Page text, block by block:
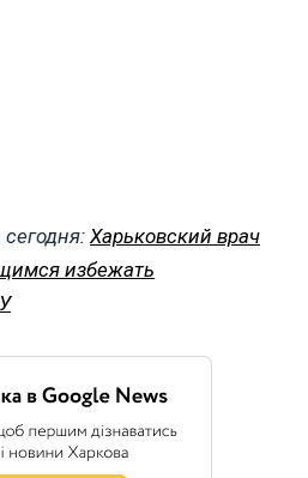
Харьковский врач
избежать